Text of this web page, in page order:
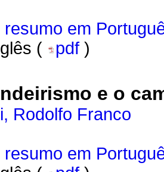
resumo em
( pdf )
e o
Rodolfo Franco
resumo em